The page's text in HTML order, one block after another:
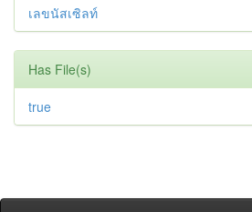
เลขนัสเซิลท์
Has File(s)
true